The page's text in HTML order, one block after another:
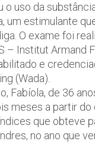
o uso da
um estimulante
O exame foi
– Institut Armand
e
(Wada).
Fabíola, de 36
meses a partir do
que obteve
no ano que